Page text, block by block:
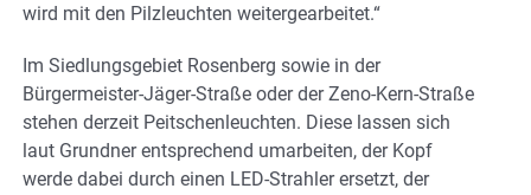
wird mit den Pilzleuchten weitergearbeitet.“
Im Siedlungsgebiet Rosenberg sowie in der
Bürgermeister-Jäger-Straße oder der Zeno-Kern-Straße
stehen derzeit Peitschenleuchten. Diese lassen sich
laut Grundner entsprechend umarbeiten, der Kopf
werde dabei durch einen LED-Strahler ersetzt, der